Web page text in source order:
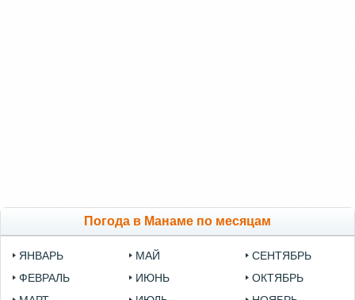
Погода в Манаме по месяцам
ЯНВАРЬ
ФЕВРАЛЬ
МАЙ
ИЮНЬ
СЕНТЯБРЬ
ОКТЯБРЬ